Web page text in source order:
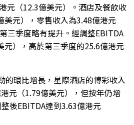
元（12.3億美元）。酒店及餐飲收
美元），零售收入為3.48億港元
三季度略有提升。經調整EBITDA
元），高於第三季度的25.6億港元
的環比增長，星際酒店的博彩收入
元（1.79億美元），但按年仍增
後EBITDA達到3.63億港元